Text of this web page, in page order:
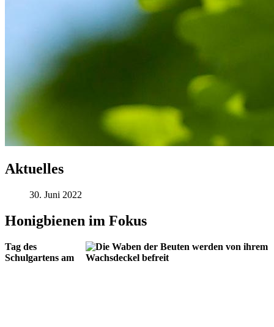
Aktuelles
30. Juni 2022
Honigbienen im Fokus
Tag des
Schulgartens am